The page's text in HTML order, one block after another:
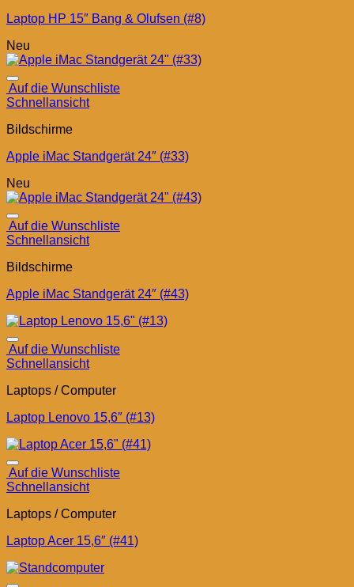
Laptop HP 15″ Bang & Olufsen (#8)
Neu
Auf die Wunschliste
Schnellansicht
Bildschirme
Apple iMac Standgerät 24″ (#33)
Neu
Auf die Wunschliste
Schnellansicht
Bildschirme
Apple iMac Standgerät 24″ (#43)
Auf die Wunschliste
Schnellansicht
Laptops / Computer
Laptop Lenovo 15,6″ (#13)
Auf die Wunschliste
Schnellansicht
Laptops / Computer
Laptop Acer 15,6″ (#41)